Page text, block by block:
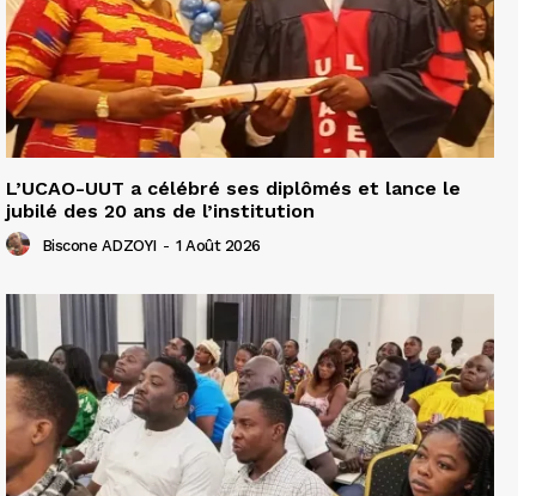
L’UCAO-UUT a célébré ses diplômés et lance le
jubilé des 20 ans de l’institution
Biscone ADZOYI - 1 Août 2026